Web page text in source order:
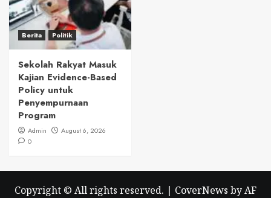
Berita Politik
Sekolah Rakyat Masuk
Kajian Evidence-Based
Policy untuk
Penyempurnaan
Program
Admin
August 6, 2026
0
Copyright © All rights reserved. | CoverNews by AF